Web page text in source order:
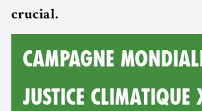
crucial.
CAMPAGNE
JUSTICE CLIMATIQUE